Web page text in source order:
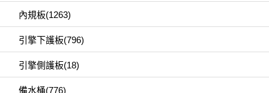
內規板(1263)
引擎下護板(796)
引擎側護板(18)
備水桶(776)